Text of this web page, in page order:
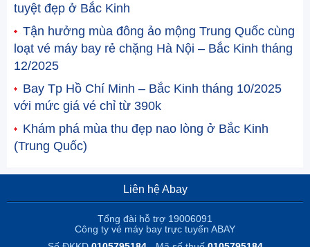
tuyệt đẹp ở Bắc Kinh
Tận hưởng mùa đông ảo mộng Trung Quốc cùng
loạt vé máy bay rẻ chặng Hà Nội – Bắc Kinh tháng
12/2025
Bay Tp Hồ Chí Minh – Bắc Kinh tháng 10/2025
với mức giá vé chỉ từ 390k
Khám phá mùa thu đẹp nao lòng ở Bắc Kinh
(Trung Quốc)
Liên hệ Abay
Tổng đài hỗ trợ 19006091
Công ty vé máy bay trực tuyến ABAY